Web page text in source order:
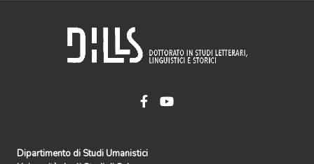
Dipartimento di Studi Umanistici